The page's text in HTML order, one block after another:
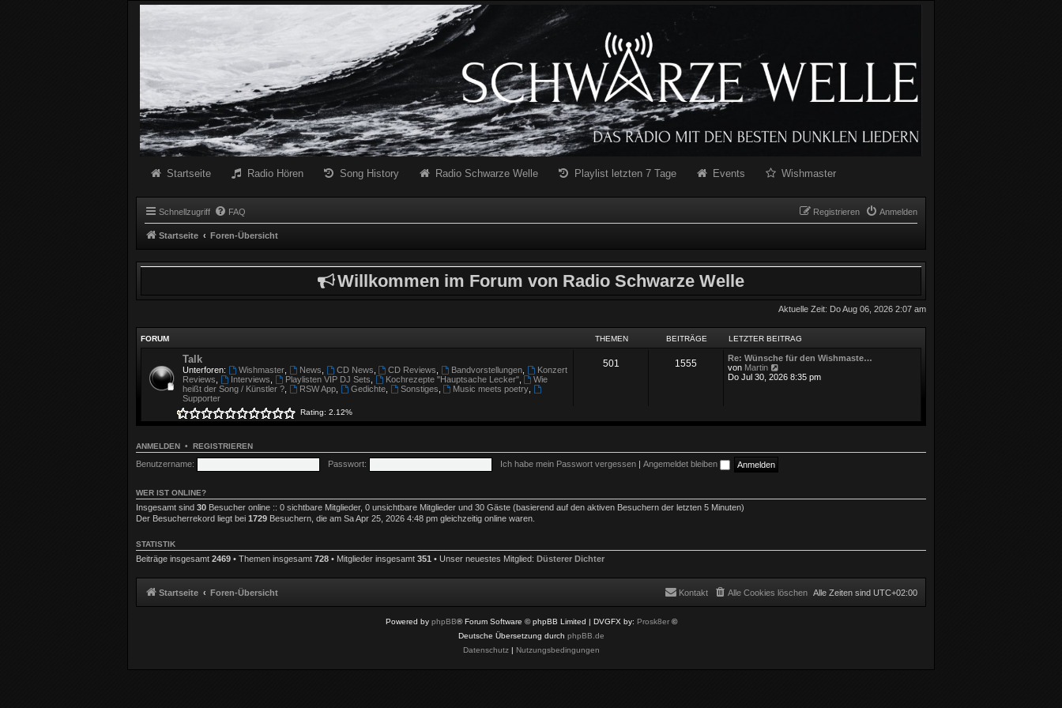
Radio Schwarze Welle Forum
Startseite Radio Hören Song History Radio Schwarze Welle Playlist letzten 7 Tage Events Wishmaster
Schnellzugriff FAQ Anmelden
Registrieren
Startseite Foren-Übersicht
Willkommen im Forum von Radio Schwarze Welle
Aktuelle Zeit: Do Aug 06, 2026 2:07 am
FORUM THEMEN BEITRÄGE LETZTER BEITRAG
Talk
Unterforen: Wishmaster, News CD News CD Reviews Bandvorstellungen
Konzert
Reviews
Interviews Playlisten VIP DJ Sets Kochrezepte "Hauptsache Lecker",
Wie
heißt der Song / Künstler ?
RSW App, Gedichte, Sonstiges Music meets poetry
Supporter
501 1555
Re: Wünsche für den Wishmaste…
von Martin
e
e
e
g
Do Jul 30, 2026 8:35 pm
Rating: 2.12%
ANMELDEN • REGISTRIEREN
Benutzername: Passwort: Ich habe mein Passwort vergessen | Angemeldet bleiben
WER IST ONLINE?
Insgesamt sind 30 Besucher online :: 0 sichtbare Mitglieder, 0 unsichtbare Mitglieder und 30 Gäste (basierend auf den aktiven Besuchern der letzten 5 Minuten)
Der Besucherrekord liegt bei 1729 Besuchern, die am Sa Apr 25, 2026 4:48 pm gleichzeitig online waren.
STATISTIK
Beiträge insgesamt 2469 • Themen insgesamt 728 • Mitglieder insgesamt 351 • Unser neuestes Mitglied: Düsterer Dichter
Startseite Foren-Übersicht Alle Zeiten sind UTC+02:00
Alle Cookies löschen
Kontakt
Powered by phpBB® Forum Software © phpBB Limited | DVGFX by: Prosk8er©
Deutsche Übersetzung durch phpBB.de
Datenschutz| Nutzungsbedingungen